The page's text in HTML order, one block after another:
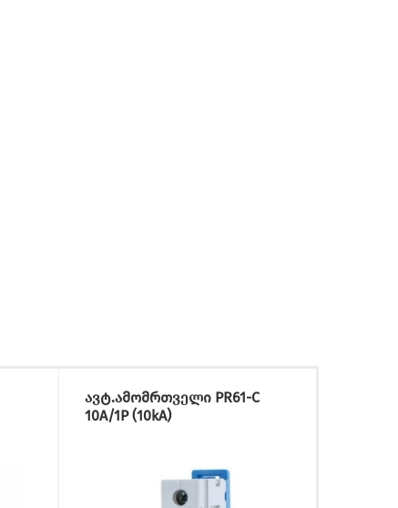
ავტ.ამომრთველი PR61-C
10A/1P (10kA)